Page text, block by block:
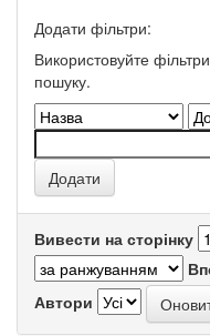
Додати фільтри:
Використовуйте
пошуку.
Вивести на сторінку
Автори